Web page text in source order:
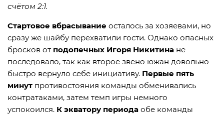
счётом 2:1.
Стартовое вбрасывание осталось за хозяевами, но
сразу же шайбу перехватили гости. Однако опасных
бросков от подопечных Игоря Никитина не
последовало, так как второе звено южан довольно
быстро вернуло себе инициативу. Первые пять
минут противостояния команды обменивались
контратаками, затем темп игры немного
успокоился. К экватору периода обе команды